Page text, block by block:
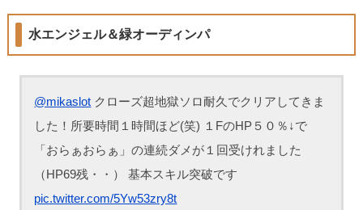
水エンジェル＆緑オーディンパ
@mikaslot クローズ超地獄ソロ耐久でクリアしてきま
した！所要時間１時間ほど(笑) １FのHP５０％↓で
「おらぁおらぁ」の連続ダメが１回受けれました
（HP69残・・） 基本スキル突破です
pic.twitter.com/5Yw53zry8t